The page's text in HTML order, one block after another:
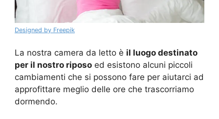
Designed by Freepik
La nostra camera da letto è il luogo destinato
per il nostro riposo ed esistono alcuni piccoli
cambiamenti che si possono fare per aiutarci ad
approfittare meglio delle ore che trascorriamo
dormendo.